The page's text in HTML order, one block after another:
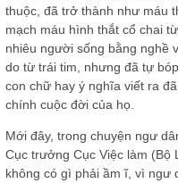
thuộc, đã trở thành như máu
mạch máu hình thắt cổ chai
nhiêu người sống bằng nghề
do từ trái tim, nhưng đã tự
con chữ hay ý nghĩa viết ra
chính cuộc đời của họ.
Mới đây, trong chuyện ngư
Cục trưởng Cục Việc làm (Bộ
không có gì phải ầm ĩ, vì ngư